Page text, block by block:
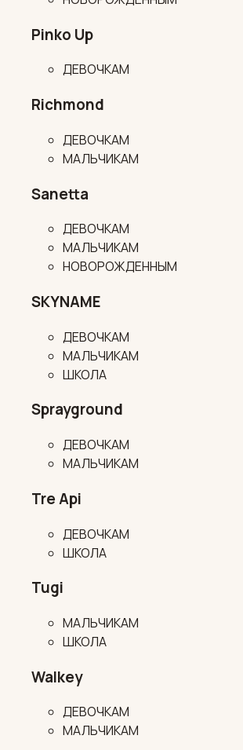
Pinko Up
ДЕВОЧКАМ
Richmond
ДЕВОЧКАМ
МАЛЬЧИКАМ
Sanetta
ДЕВОЧКАМ
МАЛЬЧИКАМ
НОВОРОЖДЕННЫМ
SKYNAME
ДЕВОЧКАМ
МАЛЬЧИКАМ
ШКОЛА
Sprayground
ДЕВОЧКАМ
МАЛЬЧИКАМ
Tre Api
ДЕВОЧКАМ
ШКОЛА
Tugi
МАЛЬЧИКАМ
ШКОЛА
Walkey
ДЕВОЧКАМ
МАЛЬЧИКАМ